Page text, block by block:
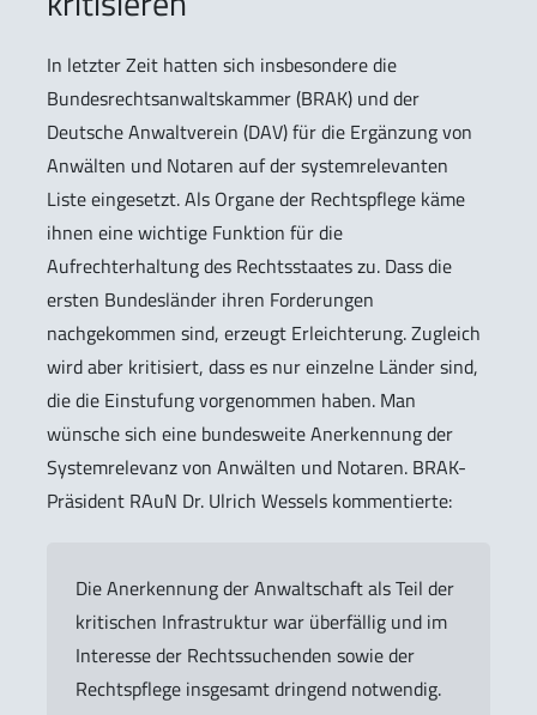
In letzter Zeit hatten sich insbesondere die
Bundesrechtsanwaltskammer (BRAK) und der
Deutsche Anwaltverein (DAV) für die Ergänzung von
Anwälten und Notaren auf der systemrelevanten
Liste eingesetzt. Als Organe der Rechtspflege käme
ihnen eine wichtige Funktion für die
Aufrechterhaltung des Rechtsstaates zu. Dass die
ersten Bundesländer ihren Forderungen
nachgekommen sind, erzeugt Erleichterung. Zugleich
wird aber kritisiert, dass es nur einzelne Länder sind,
die die Einstufung vorgenommen haben. Man
wünsche sich eine bundesweite Anerkennung der
Systemrelevanz von Anwälten und Notaren. BRAK-
Präsident RAuN Dr. Ulrich Wessels kommentierte:
Die Anerkennung der Anwaltschaft als Teil der
kritischen Infrastruktur war überfällig und im
Interesse der Rechtssuchenden sowie der
Rechtspflege insgesamt dringend notwendig.